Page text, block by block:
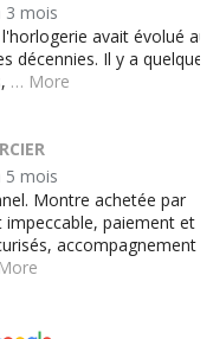
3 mois
avait évolué au
décennies. Il y a quelques
… More
5 mois
Montre achetée par
impeccable, paiement et
accompagnement
More